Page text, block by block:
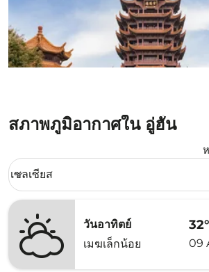
สภาพภูมิอากาศใน อู่ฮั่น
Weather unit option เซลเซียส Selected
เซลเซียส
keyboard_arrow_down
วันอาทิตย์
เมฆเล็กน้อย
09